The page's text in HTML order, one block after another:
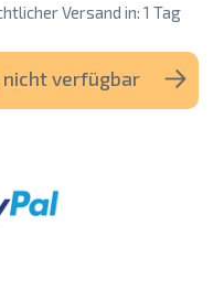
Versand in: 1 Tag
nicht verfügbar